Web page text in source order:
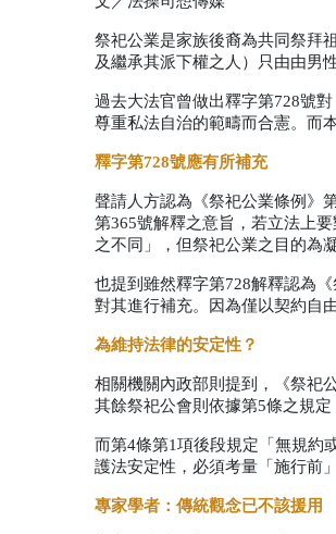
祭祀公業是家族後裔為共同祭拜
及繼承其派下權之人）只由由男
過去大法官曾做出釋字第728號對
尊重私法自治的範疇而合憲。而
釋字第728號應有所補充
聲請人方認為《祭祀公業條例》
第365號解釋之意旨，若立法上
之不同」，但祭祀公業之目的為
也提到雖然釋字第728解釋認為
對其進行補充。因為僅以契約自
為維持法律的安定性？
相關機關內政部則提到，《祭祀
其餘祭祀公會則依據第5條之規定
而第4條第1項後段規定「無規約
護法安定性，必須考量「施行前
專家學者：傳統觀念已不該援用